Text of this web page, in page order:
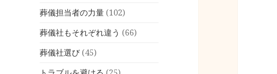
葬儀担当者の力量 (102)
葬儀社もそれぞれ違う (66)
葬儀社選び (45)